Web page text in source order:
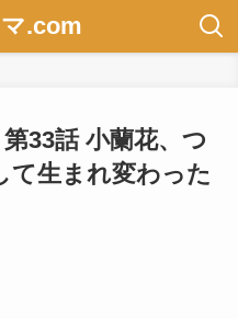
.com
33話 小蘭花、つ
て生まれ変わった